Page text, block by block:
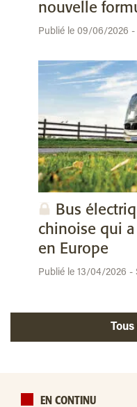
nouvelle
Publié le 09/06/2026
Bus
chinoise qui
en Europe
Publié le 13/04/2026 -
EN CONTINU